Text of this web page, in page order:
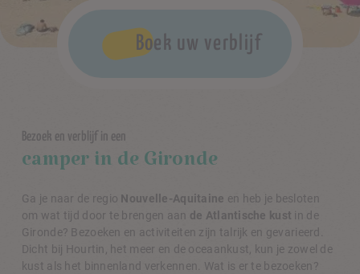
Boek uw verblijf
Bezoek en verblijf in een
camper in de Gironde
Ga je naar de regio Nouvelle-Aquitaine en heb je besloten
om wat tijd door te brengen aan de Atlantische kust in de
Gironde? Bezoeken en activiteiten zijn talrijk en gevarieerd.
Dicht bij Hourtin, het meer en de oceaankust, kun je zowel de
kust als het binnenland verkennen. Wat is er te bezoeken?